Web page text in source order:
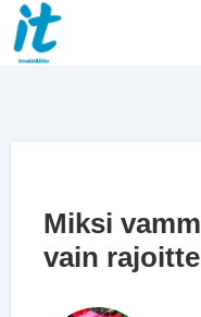
Miksi
vain